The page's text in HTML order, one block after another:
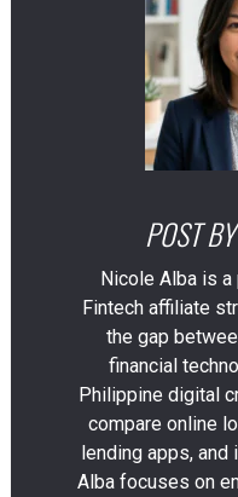
POST BY
Nicole Alba is
Fintech affiliate
the gap
financial
Philippine digital
compare online
lending apps,
Alba focuses on